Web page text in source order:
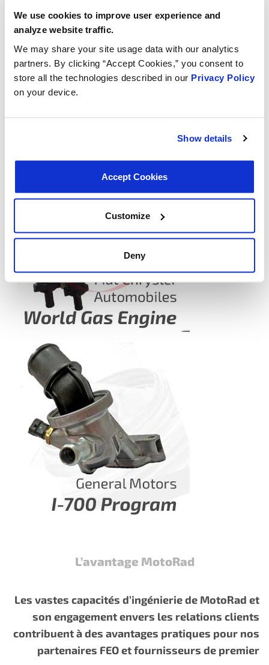
We use cookies to improve user experience and
analyze website traffic.
We may share your site usage data with our analytics
partners. By clicking “Accept Cookies,” you consent to
store all the technologies described in our Privacy Policy
on your device.
Show details
Accept Cookies
Customize
Deny
L’avantage MotoRad
Les vastes capacités d’ingénierie de MotoRad et
son engagement envers les relations clients
contribuent à des avantages pratiques pour nos
partenaires FEO et fournisseurs de premier